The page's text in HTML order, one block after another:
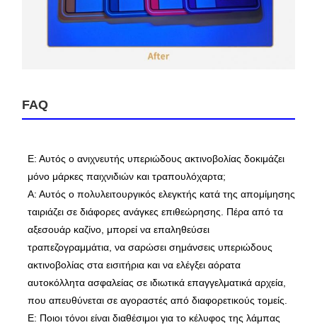
FAQ
Ε: Αυτός ο ανιχνευτής υπεριώδους ακτινοβολίας δοκιμάζει
μόνο μάρκες παιχνιδιών και τραπουλόχαρτα;
Α: Αυτός ο πολυλειτουργικός ελεγκτής κατά της απομίμησης
ταιριάζει σε διάφορες ανάγκες επιθεώρησης. Πέρα από τα
αξεσουάρ καζίνο, μπορεί να επαληθεύσει
τραπεζογραμμάτια, να σαρώσει σημάνσεις υπεριώδους
ακτινοβολίας στα εισιτήρια και να ελέγξει αόρατα
αυτοκόλλητα ασφαλείας σε ιδιωτικά επαγγελματικά αρχεία,
που απευθύνεται σε αγοραστές από διαφορετικούς τομείς.
Ε: Ποιοι τόνοι είναι διαθέσιμοι για το κέλυφος της λάμπας